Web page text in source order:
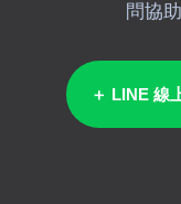
問協
＋ LINE 線